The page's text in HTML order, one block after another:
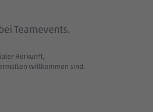
Teamevents.
Herkunft,
willkommen sind.